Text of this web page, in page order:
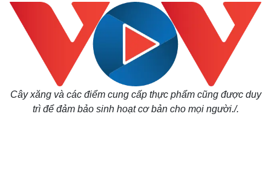
Cây xăng và các điểm cung cấp thực phẩm cũng được duy
trì để đảm bảo sinh hoạt cơ bản cho mọi người./.